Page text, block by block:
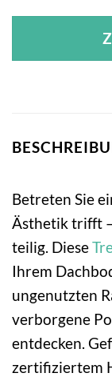
Betreten Sie
Ästhetik trifft
teilig. Diese
Ihrem
ungenutzten
verborgene
entdecken.
zertifiziertem